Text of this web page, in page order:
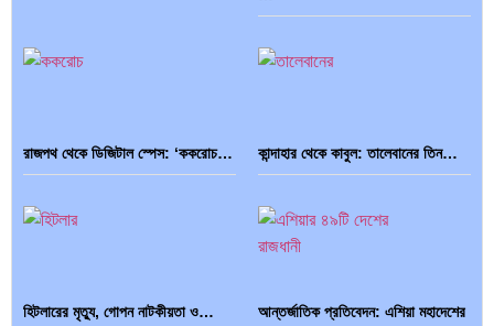
রাজপথ থেকে ডিজিটাল স্পেস: ‘ককরোচ… কান্দাহার থেকে কাবুল: তালেবানের তিন…
হিটলারের মৃত্যু, গোপন নাটকীয়তা ও…
আন্তর্জাতিক প্রতিবেদন: এশিয়া মহাদেশের